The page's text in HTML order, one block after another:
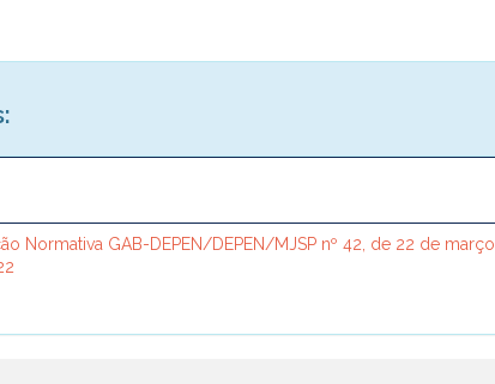
Normativa GAB-DEPEN/DEPEN/MJSP nº 42, de 22 de março